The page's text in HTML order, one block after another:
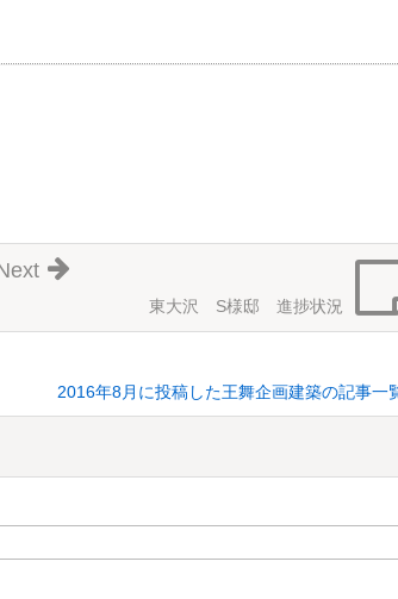
東大沢 S様邸 進捗状況
2016年8月に投稿した王舞企画建築の記事一